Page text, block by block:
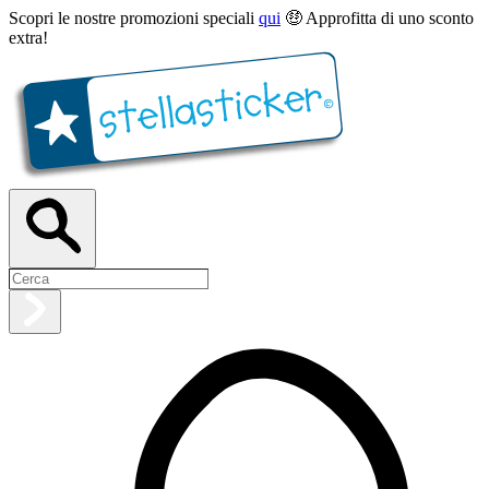
Scopri le nostre promozioni speciali qui 🤑 Approfitta di uno sconto
extra!